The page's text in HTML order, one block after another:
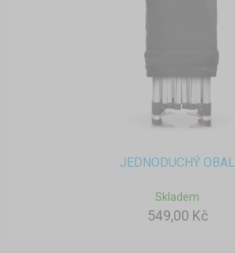
JEDNODUCHÝ OBAL
Skladem
549,00 Kč